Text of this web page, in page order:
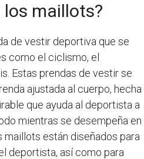
los maillots?
de vestir deportiva que se
como el ciclismo, el
Estas prendas de vestir se
ajustada al cuerpo, hecha
que ayuda al deportista a
mientras se desempeña en
están diseñados para
deportista, así como para